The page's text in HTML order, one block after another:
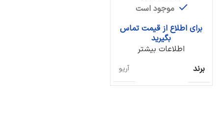
موجود است
برای اطلاع از قیمت تماس
بگیرید
اطلاعات بیشتر
برند
آریو